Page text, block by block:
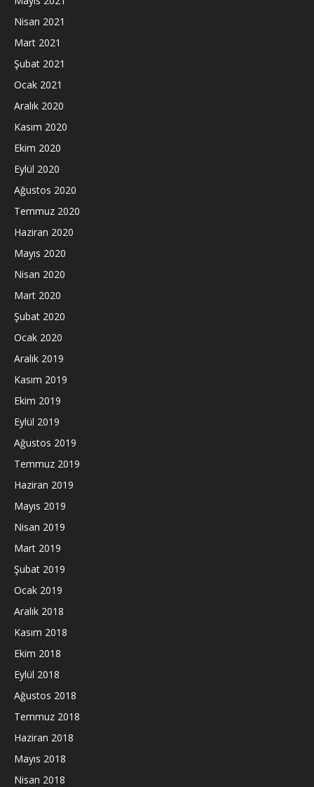
Nisan 2021
Mart 2021
Şubat 2021
Ocak 2021
Aralık 2020
Kasım 2020
Ekim 2020
Eylül 2020
Ağustos 2020
Temmuz 2020
Haziran 2020
Mayıs 2020
Nisan 2020
Mart 2020
Şubat 2020
Ocak 2020
Aralık 2019
Kasım 2019
Ekim 2019
Eylül 2019
Ağustos 2019
Temmuz 2019
Haziran 2019
Mayıs 2019
Nisan 2019
Mart 2019
Şubat 2019
Ocak 2019
Aralık 2018
Kasım 2018
Ekim 2018
Eylül 2018
Ağustos 2018
Temmuz 2018
Haziran 2018
Mayıs 2018
Nisan 2018